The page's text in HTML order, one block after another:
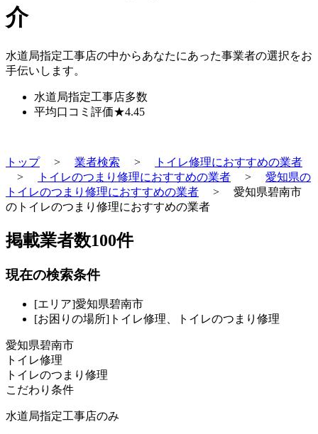
介
水道局指定工事店の中からあなたにあった事業者の選択をお
手伝いします。
水道局指定工事店多数
平均口コミ評価★4.45
トップ> 業者検索 >
トイレ修理におすすめの業者
>
トイレのつまり修理におすすめの業者 > 愛知県の
トイレのつまり修理におすすめの業者 > 愛知県碧南市
のトイレのつまり修理におすすめの業者
掲載業者数100件
現在の検索条件
[エリア]愛知県碧南市
[お困りの場所]トイレ修理、トイレのつまり修理
愛知県碧南市
トイレ修理
トイレのつまり修理
こだわり条件
水道局指定工事店のみ